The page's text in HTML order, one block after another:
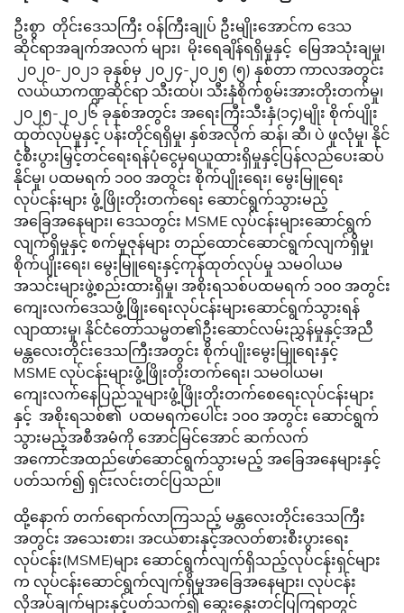
ဦးစွာ တိုင်းဒေသကြီး ဝန်ကြီးချုပ် ဦးမျိုးအောင်က ဒေသ
ဆိုင်ရာအချက်အလက် များ၊ မိုးရေချိန်ရရှိမှုနှင့် မြေအသုံးချမှု၊
၂၀၂၀-၂၀၂၁ ခုနှစ်မှ ၂၀၂၄-၂၀၂၅ (၅) နှစ်တာ ကာလအတွင်း
လယ်ယာကဏ္ဍဆိုင်ရာ သီးထပ်၊ သီးနှံစိုက်စွမ်းအားတိုးတက်မှု၊
၂၀၂၅-၂၀၂၆ ခုနှစ်အတွင်း အရေးကြီးသီးနှံ(၁၄)မျိုး စိုက်ပျိုး
ထုတ်လုပ်မှုနှင့် ပန်းတိုင်ရရှိမှု၊ နှစ်အလိုက် ဆန်၊ ဆီ၊ ပဲ ဖူလုံမှု၊ နိုင်
ငံ့စီးပွားမြှင့်တင်ရေးရန်ပုံငွေမှရယူထားရှိမှုနှင့်ပြန်လည်ပေးဆပ်
နိုင်မှု၊ ပထမရက် ၁၀၀ အတွင်း စိုက်ပျိုးရေး၊ မွေးမြူရေး
လုပ်ငန်းများ ဖွံ့ဖြိုးတိုးတက်ရေး ဆောင်ရွက်သွားမည့်
အခြေအနေများ၊ ဒေသတွင်း MSME လုပ်ငန်းများဆောင်ရွက်
လျက်ရှိမှုနှင့် စက်မှုဇုန်များ တည်ထောင်ဆောင်ရွက်လျက်ရှိမှု၊
စိုက်ပျိုးရေး၊ မွေးမြူရေးနှင့်ကုန်ထုတ်လုပ်မှု သမဝါယမ
အသင်းများဖွဲ့စည်းထားရှိမှု၊ အစိုးရသစ်ပထမရက် ၁၀၀ အတွင်း
ကျေးလက်ဒေသဖွံ့ဖြိုးရေးလုပ်ငန်းများဆောင်ရွက်သွားရန်
လျာထားမှု၊ နိုင်ငံတော်သမ္မတ၏ဦးဆောင်လမ်းညွှန်မှုနှင့်အညီ
မန္တလေးတိုင်းဒေသကြီးအတွင်း စိုက်ပျိုးမွေးမြူရေးနှင့်
MSME လုပ်ငန်းများဖွံ့ဖြိုးတိုးတက်ရေး၊ သမဝါယမ၊
ကျေးလက်နေပြည်သူများဖွံ့ဖြိုးတိုးတက်စေရေးလုပ်ငန်းများ
နှင့် အစိုးရသစ်၏ ပထမရက်ပေါင်း ၁၀၀ အတွင်း ဆောင်ရွက်
သွားမည့်အစီအမံကို အောင်မြင်အောင် ဆက်လက်
အကောင်အထည်ဖော်ဆောင်ရွက်သွားမည့် အခြေအနေများနှင့်
ပတ်သက်၍ ရှင်းလင်းတင်ပြသည်။
ထို့နောက် တက်ရောက်လာကြသည့် မန္တလေးတိုင်းဒေသကြီး
အတွင်း အသေးစား၊ အငယ်စားနှင့်အလတ်စားစီးပွားရေး
လုပ်ငန်း(MSME)များ ဆောင်ရွက်လျက်ရှိသည့်လုပ်ငန်းရှင်များ
က လုပ်ငန်းဆောင်ရွက်လျက်ရှိမှုအခြေအနေများ၊ လုပ်ငန်း
လိုအပ်ချက်များနှင့်ပတ်သက်၍ ဆွေးနွေးတင်ပြကြရာတွင်